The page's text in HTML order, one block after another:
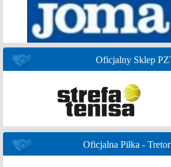
Oficjalny Sklep
Oficjalna Piłka -